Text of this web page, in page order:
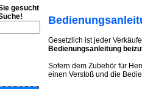
Gesetzlich ist jeder
Bedienungsanleitung
Sofern dem Zubehör für
einen Verstoß und die
gesucht